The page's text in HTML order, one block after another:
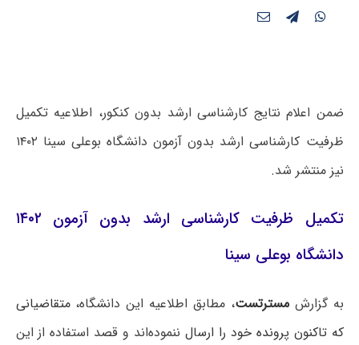
ضمن اعلام نتایج کارشناسی ارشد بدون کنکور، اطلاعیه تکمیل
ظرفیت کارشناسی ارشد بدون آزمون دانشگاه بوعلی سینا ۱۴۰۲
نیز منتشر شد.
تکمیل ظرفیت کارشناسی ارشد بدون آزمون ۱۴۰۲
دانشگاه بوعلی سینا
به گزارشمسترتست، مطابق اطلاعیه این دانشگاه، متقاضیانی
که تاکنون پرونده خود را ارسال ننموده‌اند و قصد استفاده از این